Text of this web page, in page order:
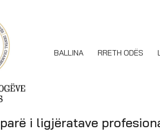
BALLINA RRETH ODËS
i ligjëratave